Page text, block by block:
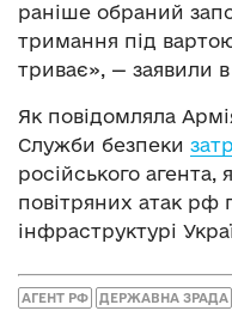
раніше обраний
тримання під
триває», — заявили
Як повідомляла
Служби безпеки
російського агента,
повітряних атак рф
інфраструктурі
АГЕНТ РФ ДЕРЖАВНА ЗРАДА